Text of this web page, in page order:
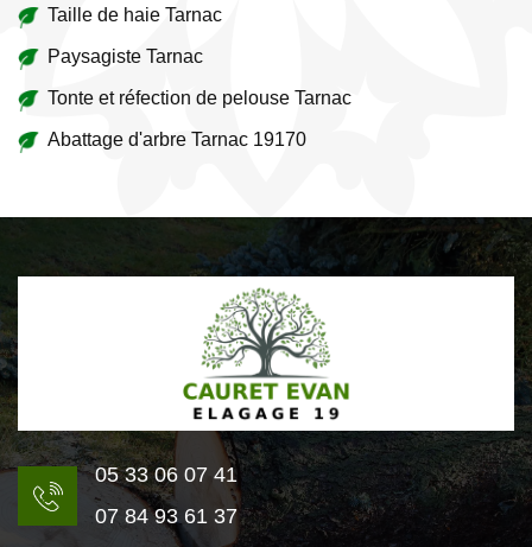
Taille de haie Tarnac
Paysagiste Tarnac
Tonte et réfection de pelouse Tarnac
Abattage d'arbre Tarnac 19170
05 33 06 07 41
07 84 93 61 37